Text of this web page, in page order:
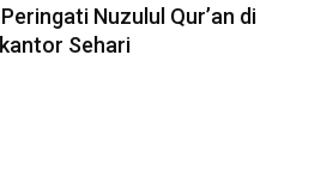
Nuzulul Qur’an di
Sehari